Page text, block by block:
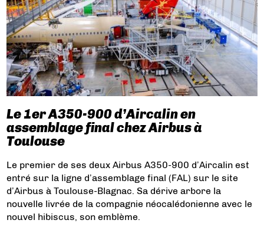
Le 1er A350-900 d’Aircalin en
assemblage final chez Airbus à
Toulouse
Le premier de ses deux Airbus A350-900 d’Aircalin est
entré sur la ligne d’assemblage final (FAL) sur le site
d’Airbus à Toulouse-Blagnac. Sa dérive arbore la
nouvelle livrée de la compagnie néocalédonienne avec le
nouvel hibiscus, son emblème.